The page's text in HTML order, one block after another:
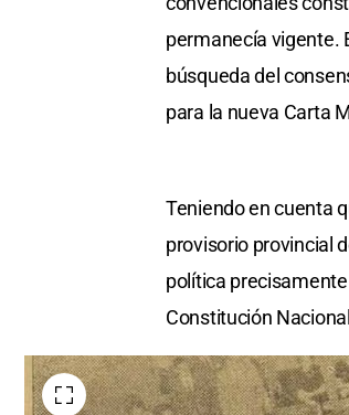
permanecía vigente.
búsqueda del
para la nueva Carta
Teniendo en cuenta
provisorio provincial
política
Constitución